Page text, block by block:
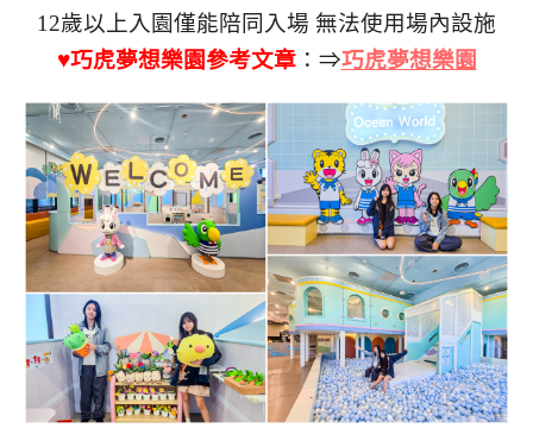
12歲以上入園僅能陪同入場 無法使用場內設施
♥巧虎夢想樂園參考文章：⇒巧虎夢想樂園